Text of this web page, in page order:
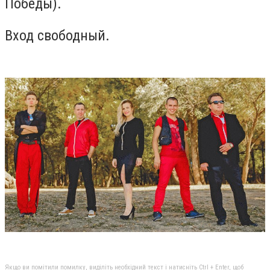
Вход свободный.
Якщо ви помітили помилку, виділіть необхідний текст і натисніть Ctrl + Enter, щоб